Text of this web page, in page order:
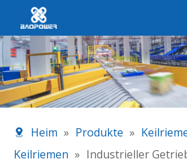
Heim » Produkte »
Keilriemen » Industrieller